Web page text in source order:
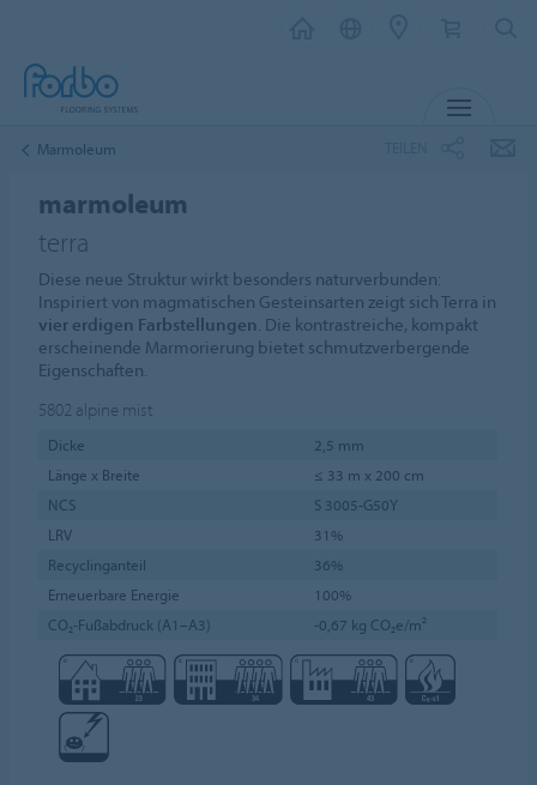
Marmoleum
marmoleum
terra
Diese neue Struktur wirkt besonders naturverbunden:
Inspiriert von magmatischen Gesteinsarten zeigt sich Terra in
vier erdigen Farbstellungen. Die kontrastreiche, kompakt
erscheinende Marmorierung bietet schmutzverbergende
Eigenschaften.
5802 alpine mist
Dicke
2,5 mm
Länge x Breite
≤ 33 m x 200 cm
NCS
S 3005-G50Y
LRV
31%
Recyclinganteil
36%
Erneuerbare Energie
100%
CO₂-Fußabdruck (A1–A3)
-0,67 kg CO₂e/m²